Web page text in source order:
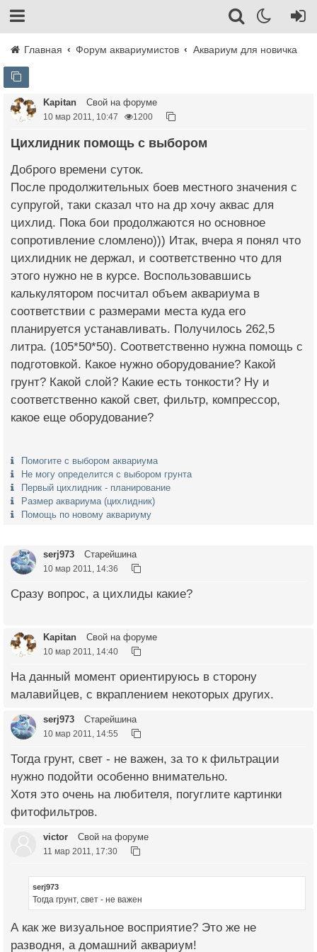
Главная Форум аквариумистов Аквариум для новичка
Kapitan Свой на форуме
10 мар 2011, 10:47 1200
Цихлидник помощь с выбором
Доброго времени суток.
После продолжительных боев местного значения с
супругой, таки сказал что на др хочу аквас для
цихлид. Пока бои продолжаются но основное
сопротивление сломлено))) Итак, вчера я понял что
цихлидник не держал, и соответственно что для
этого нужно не в курсе. Воспользовавшись
калькулятором посчитал объем аквариума в
соответствии с размерами места куда его
планируется устанавливать. Получилось 262,5
литра. (105*50*50). Соответственно нужна помощь с
подготовкой. Какое нужно оборудование? Какой
грунт? Какой слой? Какие есть тонкости? Ну и
соответственно какой свет, фильтр, компрессор,
какое еще оборудование?
Помогите с выбором аквариума
Не могу определится с выбором грунта
Первый цихлидник - планирование
Размер аквариума (цихлидник)
Помощь по новому аквариуму
serj973 Старейшина
10 мар 2011, 14:36
Сразу вопрос, а цихлиды какие?
Kapitan Свой на форуме
10 мар 2011, 14:40
На данный момент ориентируюсь в сторону
малавийцев, с вкраплением некоторых других.
serj973 Старейшина
10 мар 2011, 14:55
Тогда грунт, свет - не важен, за то к фильтрации
нужно подойти особенно внимательно.
Хотя это очень на любителя, погуглите картинки
фитофильтров.
victor Свой на форуме
11 мар 2011, 17:30
serj973
Тогда грунт, свет - не важен
А как же визуальное восприятие? Это же не
разводня, а домашний аквариум!